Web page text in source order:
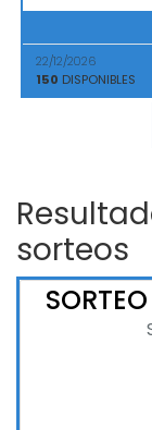
22/12/2026
150 DISPONIBLES
sorteos